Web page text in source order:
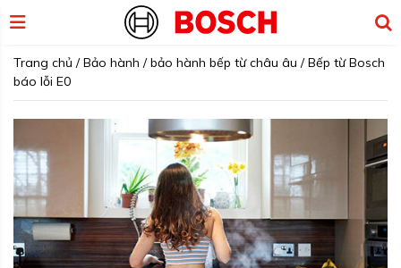
Trang chủ /Bảo hành /bảo hành bếp từ châu âu /Bếp từ Bosch
báo lỗi E0